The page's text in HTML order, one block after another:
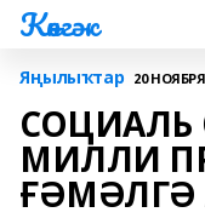
Көнгәк
Яңылыҡтар 20 НОЯБРЯ
СОЦИАЛЬ
МИЛЛИ